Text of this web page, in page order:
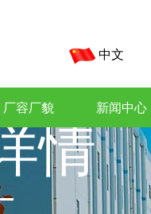
中文
厂容厂貌 新闻中心
情